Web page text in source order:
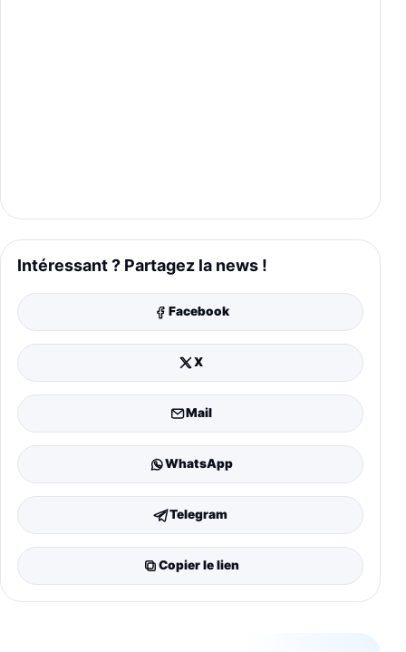
Intéressant ? Partagez la news !
Facebook
X
Mail
WhatsApp
Telegram
Copier le lien